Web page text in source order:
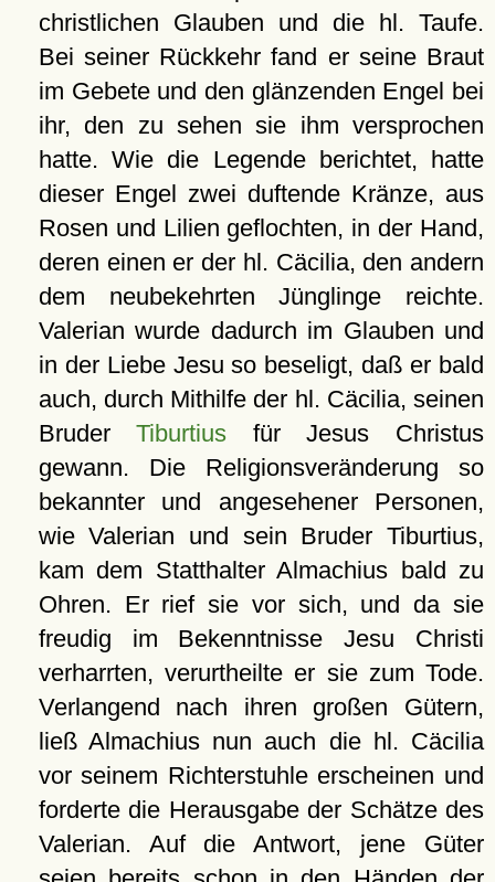
christlichen Glauben und die hl. Taufe.
Bei seiner Rückkehr fand er seine Braut
im Gebete und den glänzenden Engel bei
ihr, den zu sehen sie ihm versprochen
hatte. Wie die Legende berichtet, hatte
dieser Engel zwei duftende Kränze, aus
Rosen und Lilien geflochten, in der Hand,
deren einen er der hl. Cäcilia, den andern
dem neubekehrten Jünglinge reichte.
Valerian wurde dadurch im Glauben und
in der Liebe Jesu so beseligt, daß er bald
auch, durch Mithilfe der hl. Cäcilia, seinen
BruderTiburtius für Jesus Christus
gewann. Die Religionsveränderung so
bekannter und angesehener Personen,
wie Valerian und sein Bruder Tiburtius,
kam dem Statthalter Almachius bald zu
Ohren. Er rief sie vor sich, und da sie
freudig im Bekenntnisse Jesu Christi
verharrten, verurtheilte er sie zum Tode.
Verlangend nach ihren großen Gütern,
ließ Almachius nun auch die hl. Cäcilia
vor seinem Richterstuhle erscheinen und
forderte die Herausgabe der Schätze des
Valerian. Auf die Antwort, jene Güter